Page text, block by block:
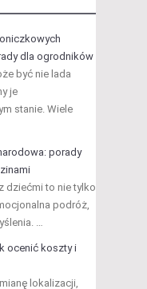
dla ogrodników
być nie lada
je
stanie. Wiele
porady
dziećmi to nie tylko
podróż,
…
ocenić koszty i
lokalizacji,